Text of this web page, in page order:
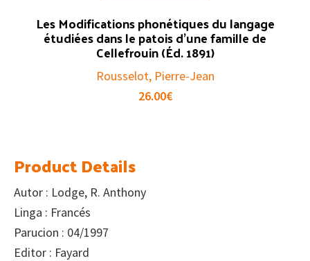
Les Modifications phonétiques du langage
étudiées dans le patois d’une famille de
Cellefrouin (Éd. 1891)
Rousselot, Pierre-Jean
26.00€
Product Details
Autor : Lodge, R. Anthony
Linga : Francés
Parucion : 04/1997
Editor : Fayard